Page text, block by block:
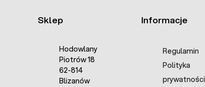
Sklep
Hodowlany
Piotrów 18
62-814
Blizanów
Informacje
Regulamin
Polityka
prywatności